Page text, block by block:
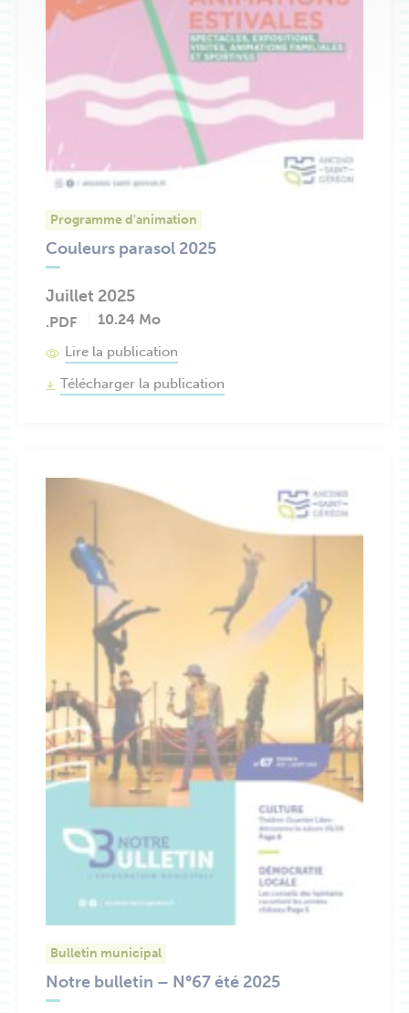
Programme d'animation
Couleurs parasol 2025
Juillet 2025
.PDF 10.24 Mo
Lire la publication
Télécharger la publication
Bulletin municipal
Notre bulletin – N°67 été 2025